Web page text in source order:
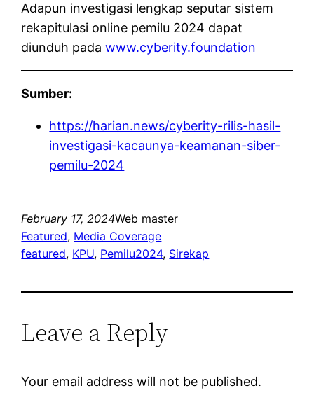
Adapun investigasi lengkap seputar sistem
rekapitulasi online pemilu 2024 dapat
diunduh padawww.cyberity.foundation
Sumber:
https://harian.news/cyberity-rilis-hasil-
investigasi-kacaunya-keamanan-siber-
pemilu-2024
February 17, 2024Web master
Featured, Media Coverage
featured, KPU, Pemilu2024, Sirekap
Leave a Reply
Your email address will not be published.